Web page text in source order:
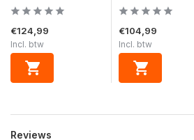
€124,99
Incl. btw
€104,99
Incl. btw
Reviews